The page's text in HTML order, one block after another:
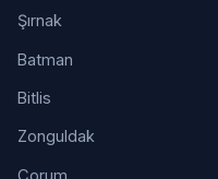
Şırnak
Batman
Bitlis
Zonguldak
Çorum